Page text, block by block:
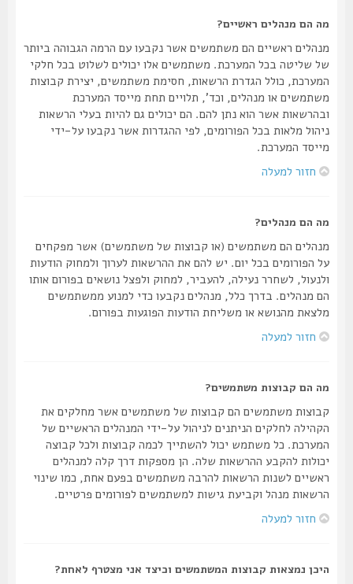
מה הם מנהלים ראשיים?
מנהלים ראשיים הם משתמשים אשר נקבעו עם הרמה הגבוהה ביותר
של שליטה בכל המערכת. משתמשים אלו יכולים לשלוט בכל חלקי
המערכת, כולל הגדרת הרשאות, חסימת משתמשים, יצירת קבוצות
משתמשים או מנהלים, וכד', תלויים תחת מייסד המערכת
ובהרשאות אשר הוא נתן להם. הם יכולים גם להיות בעלי הרשאות
ניהול מלאות בכל הפורומים, לפי ההגדרות אשר נקבעו על-ידי
מייסד המערכת.
חזור למעלה
מה הם מנהלים?
מנהלים הם משתמשים (או קבוצות של משתמשים) אשר מפקחים
על הפורומים בכל יום. יש להם את ההרשאות לערוך ולמחוק הודעות
ולנעול, לשחרר נעילה, להעביר, למחוק ולפצל נושאים בפורום אותו
הם מנהלים. בדרך כלל, מנהלים נקבעו כדי למנוע ממשתמשים
מלצאת מהנושא או משליחת הודעות הפוגעות בפורום.
חזור למעלה
מה הם קבוצות משתמשים?
קבוצות משתמשים הם קבוצות של משתמשים אשר מחלקים את
הקהילה לחלקים הניתנים לניהול על-ידי המנהלים הראשיים של
המערכת. כל משתמש יכול להשתייך לכמה קבוצות ולכל קבוצה
יכולות להקבע ההרשאות שלה. הן מספקות דרך קלה למנהלים
ראשיים לשנות הרשאות להרבה משתמשים בפעם אחת, כמו שינוי
הרשאות מנהל וקביעת גישות למשתמשים לפורומים פרטיים.
חזור למעלה
היכן נמצאות קבוצות המשתמשים וכיצד אני מצטרף לאחת?